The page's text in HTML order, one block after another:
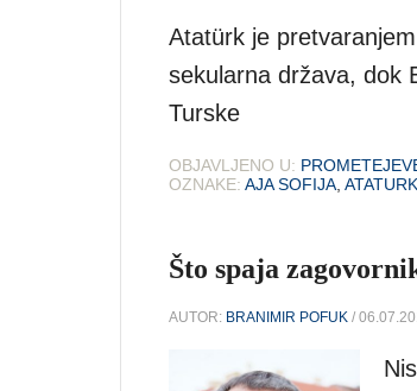
Atatürk je
sekularna država, dok
Turske
OBJAVLJENO U:
OZNAKE: AJA SOFIJA ATATURK
Što spaja
AUTOR: BRANIMIR POFUK /